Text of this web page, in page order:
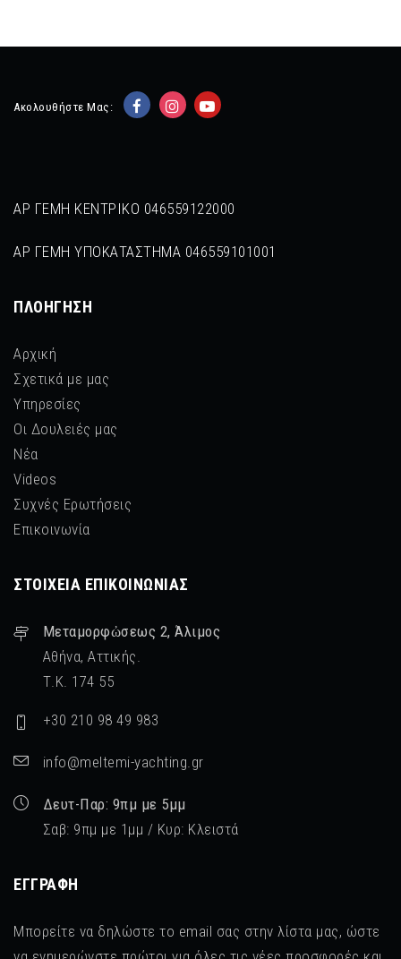
Ακολουθήστε Μας:
ΑΡ ΓΕΜΗ ΚΕΝΤΡΙΚΟ 046559122000
ΑΡ ΓΕΜΗ ΥΠΟΚΑΤΑΣΤΗΜΑ 046559101001
ΠΛΟΉΓΗΣΗ
Αρχική
Σχετικά με μας
Υπηρεσίες
Οι Δουλειές μας
Νέα
Videos
Συχνές Ερωτήσεις
Επικοινωνία
ΣΤΟΙΧΕΊΑ ΕΠΙΚΟΙΝΩΝΊΑΣ
Μεταμορφὠσεως 2, Άλιμος
Αθήνα, Αττικής.
Τ.Κ. 174 55
+30 210 98 49 983
info@meltemi-yachting.gr
Δευτ-Παρ: 9πμ με 5μμ
Σαβ: 9πμ με 1μμ / Κυρ: Κλειστά
ΕΓΓΡΑΦΉ
Μπορείτε να δηλώστε το email σας στην λίστα μας, ώστε